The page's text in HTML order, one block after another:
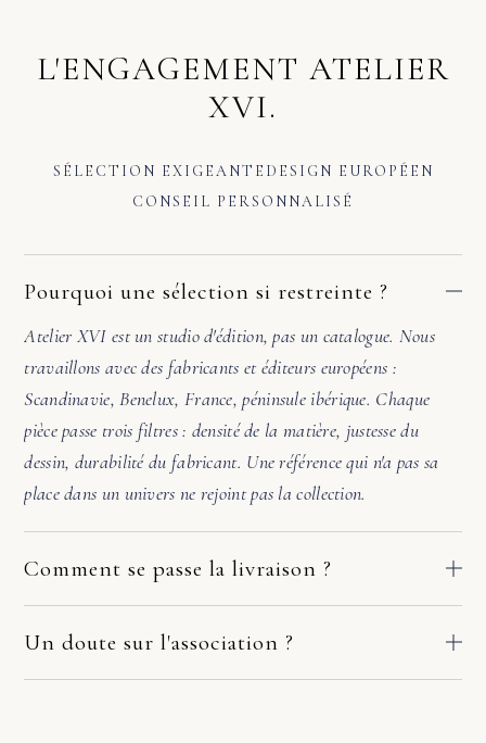
L'ENGAGEMENT ATELIER
XVI.
SÉLECTION EXIGEANTE DESIGN EUROPÉEN
CONSEIL PERSONNALISÉ
Pourquoi une sélection si restreinte ?
Atelier XVI est un studio d'édition, pas un catalogue. Nous
travaillons avec des fabricants et éditeurs européens :
Scandinavie, Benelux, France, péninsule ibérique. Chaque
pièce passe trois filtres : densité de la matière, justesse du
dessin, durabilité du fabricant. Une référence qui n'a pas sa
place dans un univers ne rejoint pas la collection.
Comment se passe la livraison ?
européens. Le délai dépend du fabricant et de votre adresse :
Un doute sur l'association ?